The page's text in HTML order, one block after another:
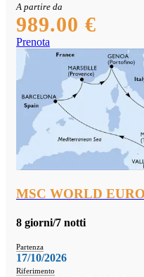
A partire da
989.00 €
Prenota
MSC WORLD
8 giorni/7 notti
Partenza
17/10/2026
Riferimento